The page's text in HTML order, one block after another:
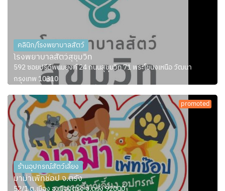
คลินิก/โรงพยาบาลสัตว์
โรงพยาบาลสัตว์สุขุมวิท
592 ซอยปรีดีพนมยงค์ 24 ถนนสุขุมวิท 71 พระโขนงเหนือ วัฒนา
กรุงเทพ 10310
promoted
ร้านอุปกรณ์สัตว์เลี้ยง
มาม๊าเพ็ทช๊อป จ.ตรัง